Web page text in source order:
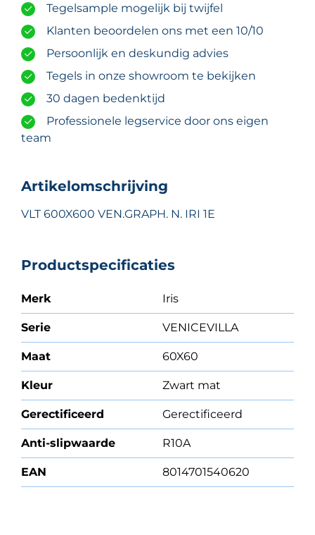
Artikelomschrijving
VLT 600X600 VEN.GRAPH. N. IRI 1E
Tegelsample mogelijk bij twijfel
Klanten beoordelen ons met een 10/10
Persoonlijk en deskundig advies
Tegels in onze showroom te bekijken
30 dagen bedenktijd
Professionele legservice door ons eigen
team
Productspecificaties
Merk Iris
Serie VENICEVILLA
Maat 60X60
Kleur Zwart mat
Gerectificeerd Gerectificeerd
Anti-slipwaarde R10A
EAN 8014701540620